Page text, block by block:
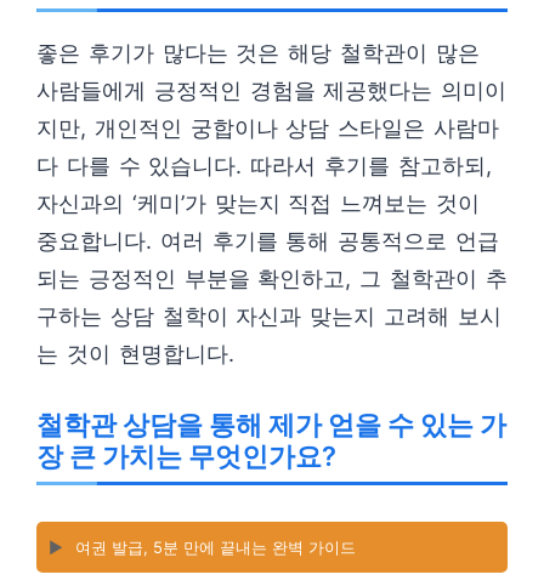
좋은 후기가 많다는 것은 해당 철학관이 많은
사람들에게 긍정적인 경험을 제공했다는 의미이
지만, 개인적인 궁합이나 상담 스타일은 사람마
다 다를 수 있습니다. 따라서 후기를 참고하되,
자신과의 ‘케미’가 맞는지 직접 느껴보는 것이
중요합니다. 여러 후기를 통해 공통적으로 언급
되는 긍정적인 부분을 확인하고, 그 철학관이 추
구하는 상담 철학이 자신과 맞는지 고려해 보시
는 것이 현명합니다.
철학관 상담을 통해 제가 얻을 수 있는 가
장 큰 가치는 무엇인가요?
▶️ 여권 발급, 5분 만에 끝내는 완벽 가이드